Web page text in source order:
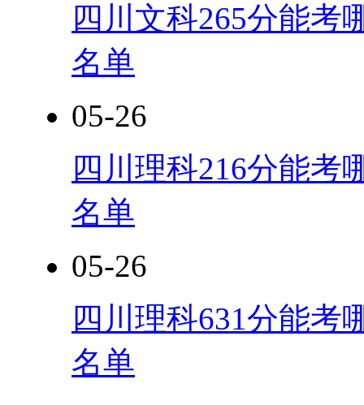
四川文科265分能考
名单
05-26
四川理科216分能考
名单
05-26
四川理科631分能考
名单